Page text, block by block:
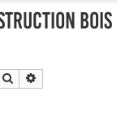
c
bois
Rechercher